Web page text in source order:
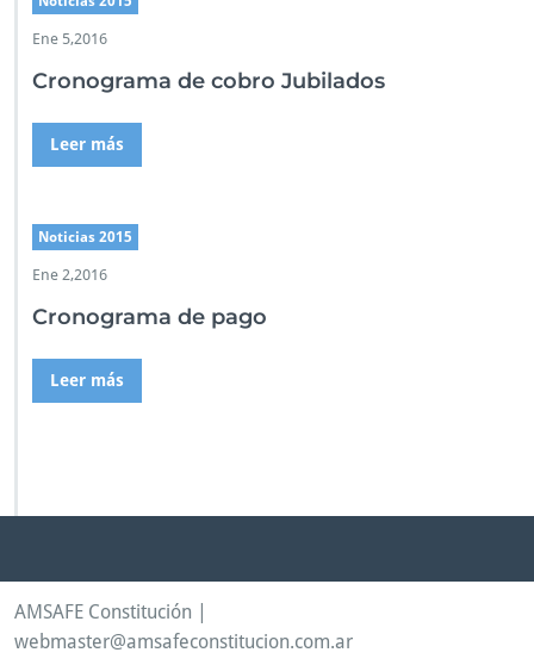
Ene 5,2016
Cronograma de cobro Jubilados
Leer más
Noticias 2015
Ene 2,2016
Cronograma de pago
Leer más
AMSAFE Constitución |
webmaster@amsafeconstitucion.com.ar